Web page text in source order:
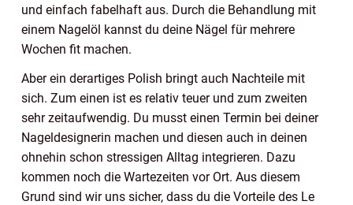
und einfach fabelhaft aus. Durch die Behandlung mit
einem Nagelöl kannst du deine Nägel für mehrere
Wochen fit machen.
Aber ein derartiges Polish bringt auch Nachteile mit
sich. Zum einen ist es relativ teuer und zum zweiten
sehr zeitaufwendig. Du musst einen Termin bei deiner
Nageldesignerin machen und diesen auch in deinen
ohnehin schon stressigen Alltag integrieren. Dazu
kommen noch die Wartezeiten vor Ort. Aus diesem
Grund sind wir uns sicher, dass du die Vorteile des Le